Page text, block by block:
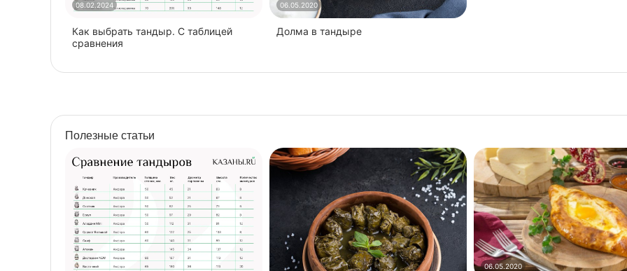
08.02.2024
Как выбрать тандыр. С таблицей
сравнения
06.05.2020
​Долма в тандыре
Полезные статьи
06.05.2020